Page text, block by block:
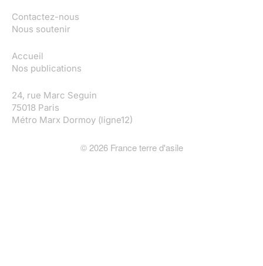
Contactez-nous
Nous soutenir
Accueil
Nos publications
24, rue Marc Seguin
75018 Paris
Métro Marx Dormoy (ligne12)
© 2026France terre d'asile